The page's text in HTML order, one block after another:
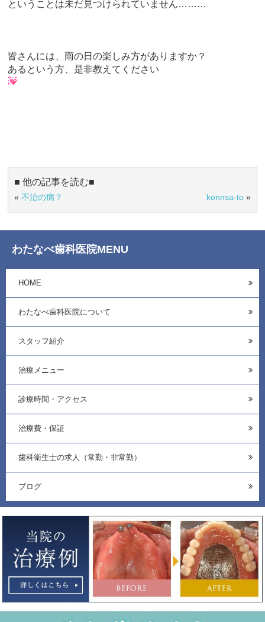
ということは未だ見つけられていません………
皆さんには、雨の日の楽しみ方がありますか？
あるという方、是非教えてください
■ 他の記事を読む■
«不治の病？ konnsa-to»
わたなべ歯科医院MENU
HOME
わたなべ歯科医院について
スタッフ紹介
治療メニュー
診療時間・アクセス
治療費・保証
歯科衛生士の求人（常勤・非常勤）
ブログ